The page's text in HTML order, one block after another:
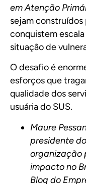
em Atenção
sejam construídos
conquistem
situação de
O desafio é
esforços que
qualidade dos
usuária do SUS.
Maure
presidente
organização
impacto no
Blog do